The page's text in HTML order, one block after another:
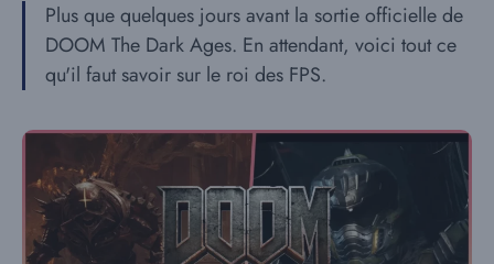
Plus que quelques jours avant la sortie officielle de
DOOM The Dark Ages. En attendant, voici tout ce
qu'il faut savoir sur le roi des FPS.